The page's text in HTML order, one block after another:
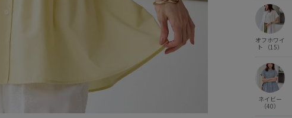
オフホワイ
ト （15）
ネイビー
（40）